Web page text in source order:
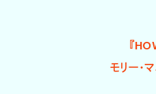
『
モリー・